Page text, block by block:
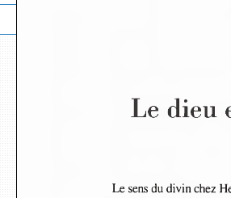
Le dieu
Le sens du divin chez